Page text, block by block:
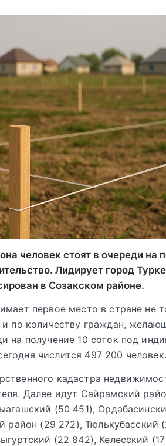
человек стоят в очереди на
Лидирует город
в Созакском районе.
первое место в стране не
и по количеству граждан,
на получение 10 соток под
числится 497 200 человек.
кадастра
Далее идут Сайрамский
(50 451),
район (29 272), Тюлькубасский
(22 842), Келесский (17